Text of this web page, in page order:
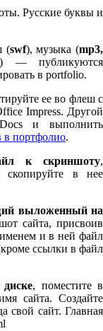
Русские буквы и
(swf), музыка (mp3,
) — публикуются
в port­fo­lio.
ее во флеш с
Impress. Другой
и выполнить
в портфолио.
к скриншоту,
в нее
выложенный на
сайта, присвоив
и в ней файл
ссылки в файл
, поместите в
сайта. Создайте
свой сайт. Главная